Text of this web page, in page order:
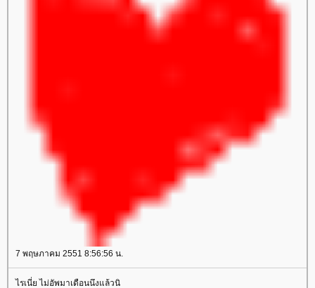
7 พฤษภาคม 2551 8:56:56 น.
ไรเนี่ย ไม่อัพมาเดือนนึงแล้วนิ